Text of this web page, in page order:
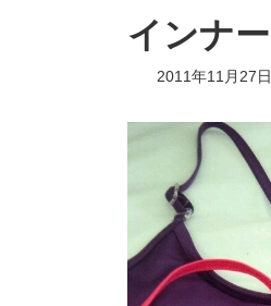
インナー
2011年11月27日